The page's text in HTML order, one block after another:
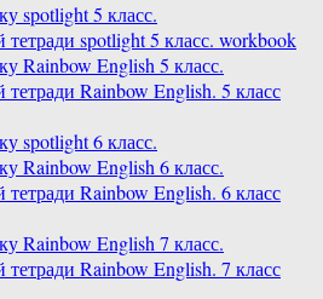
spotlight 5 класс.
тетради spotlight 5 класс. workbook
Rainbow English 5 класс.
тетради Rainbow English. 5 класс
spotlight 6 класс.
Rainbow English 6 класс.
тетради Rainbow English. 6 класс
Rainbow English 7 класс.
тетради Rainbow English. 7 класс